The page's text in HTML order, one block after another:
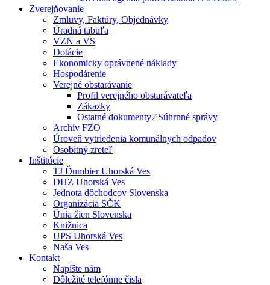
Zverejňovanie
Zmluvy, Faktúry, Objednávky
Úradná tabuľa
VZN a VS
Dotácie
Ekonomicky oprávnené náklady
Hospodárenie
Verejné obstarávanie
Profil verejného obstarávateľa
Zákazky
Ostatné dokumenty ⁄ Súhrnné správy
Archív FZO
Úroveň vytriedenia komunálnych odpadov
Osobitný zreteľ
Inštitúcie
TJ Ďumbier Uhorská Ves
DHZ Uhorská Ves
Jednota dôchodcov Slovenska
Organizácia SČK
Únia žien Slovenska
Knižnica
UPS Uhorská Ves
Naša Ves
Kontakt
Napíšte nám
Dôležité telefónne čisla